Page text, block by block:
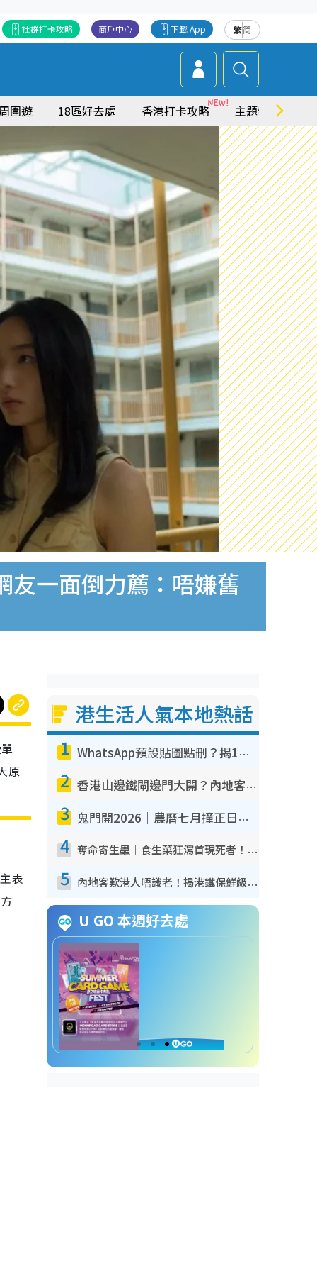
繁简
下載 App
商戶中心
社群打卡攻略
圍遊 18區好去處 香港打卡攻略 主題特集
友一面倒力薦：唔嫌舊
原
表
港生活人氣本地熱話
1 WhatsApp預設貼圖點刪？揭1招「反向操作」還原簡潔介面 附3步實測教學
2 香港山邊鐵閘邊門大開？內地客困惑意義何在！網民神回覆：呢種叫法理性防禦
3 鬼門開2026｜農曆七月撞正日全食特別邪？專家警告切忌做一事！揭4大禁忌+2招保平安
4 奪命寄生蟲｜食生菜狂瀉首現死者！疫潮惡化錄1.8萬宗病例 揭洗菜3大謬誤
5 內地客歎港人唔識老！揭港鐵保鮮級冷氣 港人求放過：咪投訴
U GO 本週好去處